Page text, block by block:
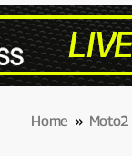
Home » Moto2